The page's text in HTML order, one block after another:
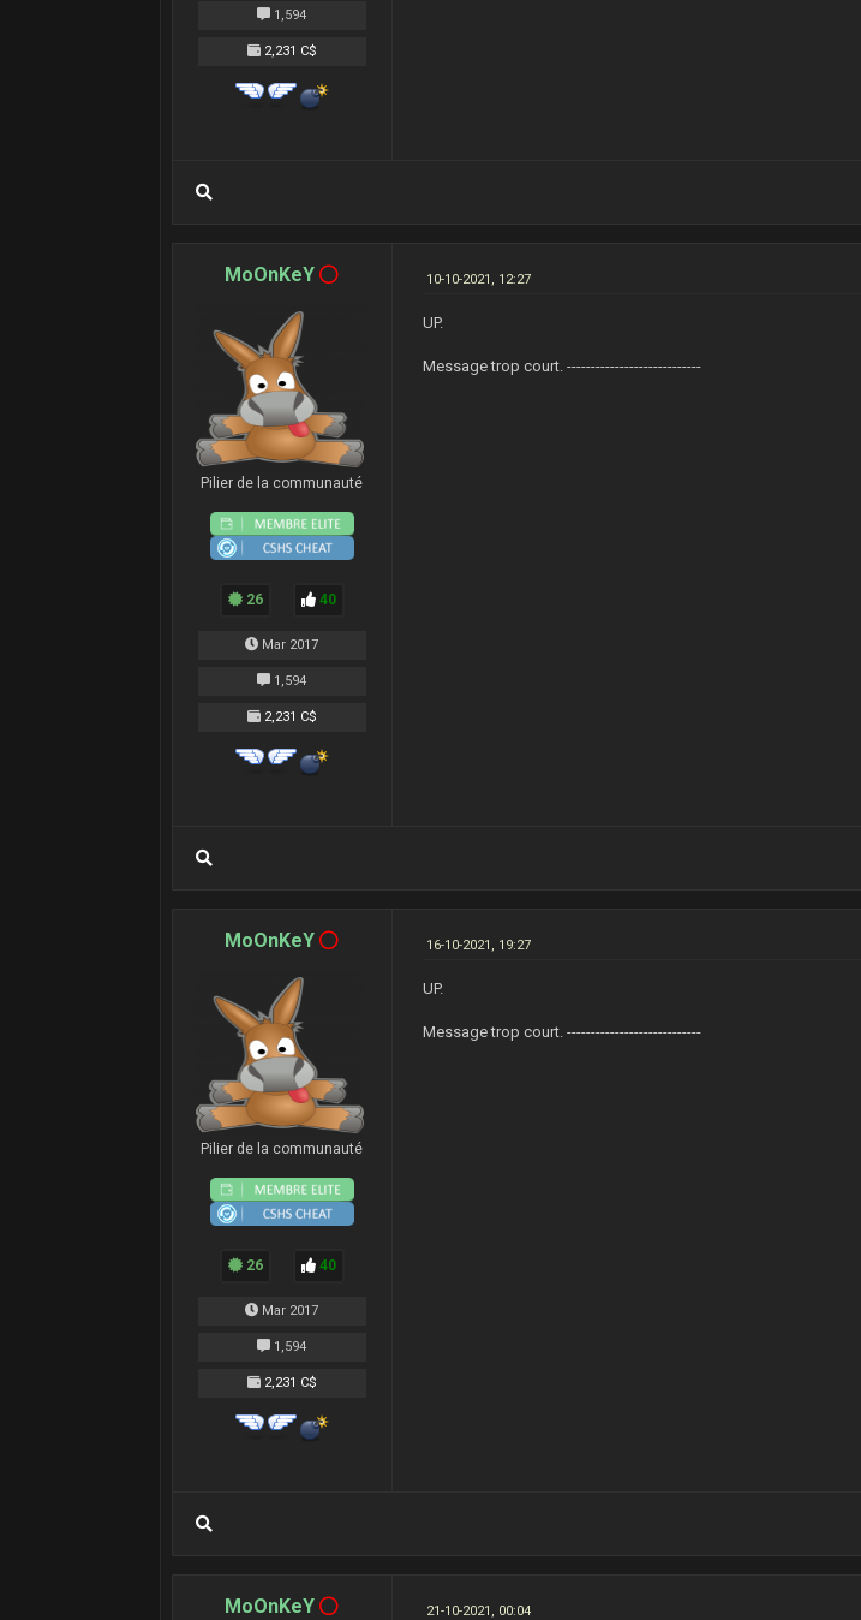
1,594
2,231 C$
MoOnKeY
Pilier de la communauté
26 40
Mar 2017
1,594
2,231 C$
10-10-2021, 12:27
UP.
Message trop court. ----------------------------
MoOnKeY
Pilier de la communauté
26 40
Mar 2017
1,594
2,231 C$
16-10-2021, 19:27
UP.
Message trop court. ----------------------------
MoOnKeY 21-10-2021, 00:04